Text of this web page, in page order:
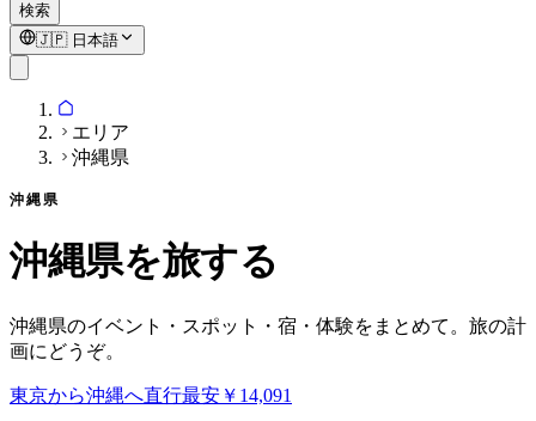
検索
🇯🇵 日本語
エリア
沖縄県
沖縄県
沖縄県を旅する
沖縄県のイベント・スポット・宿・体験をまとめて。旅の計
画にどうぞ。
東京から沖縄へ直行最安 ￥14,091